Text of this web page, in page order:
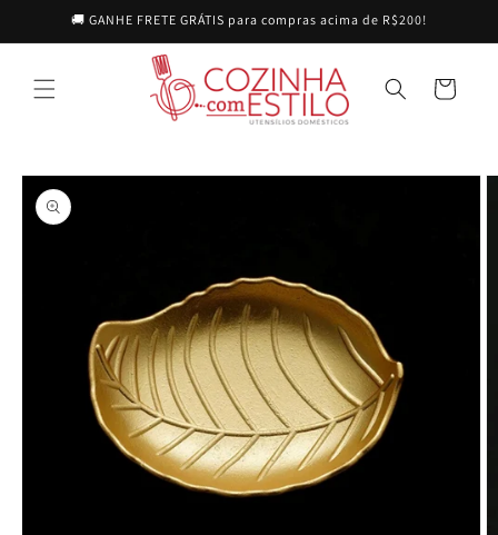
para o
conteúdo
🚚 GANHE FRETE GRÁTIS para compras acima de R$200!
Carrinho
as
informações
do produto